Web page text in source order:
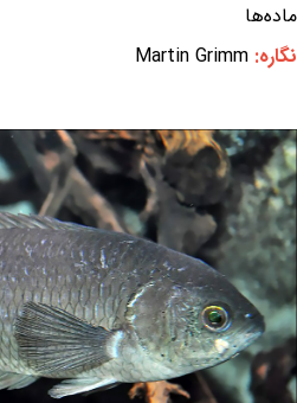
ماده‌ها
نگاره: Martin Grimm